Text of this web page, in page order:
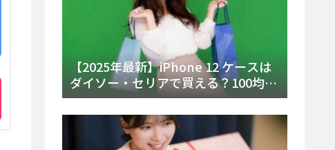
【2025年最新】iPhone 12 ケースは
ダイソー・セリアで買える？100均の
在庫状況と失敗しない選び方を徹底
解説！